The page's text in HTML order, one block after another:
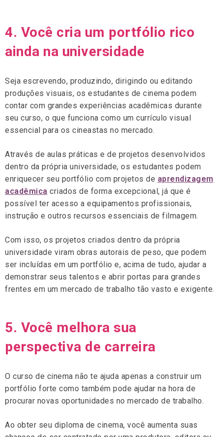
4. Você cria um portfólio rico
ainda na universidade
Seja escrevendo, produzindo, dirigindo ou editando
produções visuais, os estudantes de cinema podem
contar com grandes experiências acadêmicas durante
seu curso, o que funciona como um currículo visual
essencial para os cineastas no mercado.
Através de aulas práticas e de projetos desenvolvidos
dentro da própria universidade, os estudantes podem
enriquecer seu portfólio com projetos de aprendizagem
acadêmica criados de forma excepcional, já que é
possível ter acesso a equipamentos profissionais,
instrução e outros recursos essenciais de filmagem.
Com isso, os projetos criados dentro da própria
universidade viram obras autorais de peso, que podem
ser incluídas em um portfólio e, acima de tudo, ajudar a
demonstrar seus talentos e abrir portas para grandes
frentes em um mercado de trabalho tão vasto e exigente.
5. Você melhora sua
perspectiva de carreira
O curso de cinema não te ajuda apenas a construir um
portfólio forte como também pode ajudar na hora de
procurar novas oportunidades no mercado de trabalho.
Ao obter seu diploma de cinema, você aumenta suas